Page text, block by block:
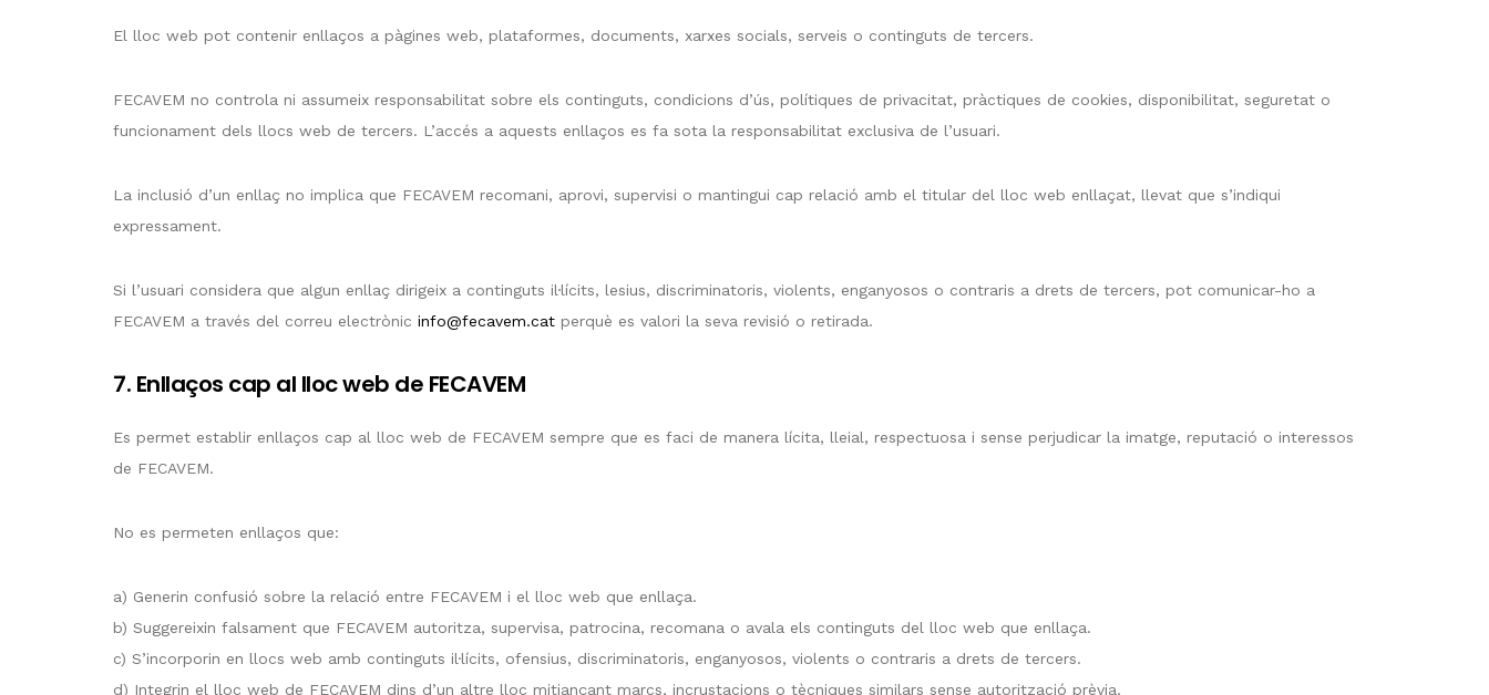
El lloc web pot contenir enllaços a pàgines web, plataformes, documents, xarxes socials, serveis o continguts de tercers.
FECAVEM no controla ni assumeix responsabilitat sobre els continguts, condicions d’ús, polítiques de privacitat, pràctiques de cookies, disponibilitat, seguretat o
funcionament dels llocs web de tercers. L’accés a aquests enllaços es fa sota la responsabilitat exclusiva de l’usuari.
La inclusió d’un enllaç no implica que FECAVEM recomani, aprovi, supervisi o mantingui cap relació amb el titular del lloc web enllaçat, llevat que s’indiqui
expressament.
Si l’usuari considera que algun enllaç dirigeix a continguts il·lícits, lesius, discriminatoris, violents, enganyosos o contraris a drets de tercers, pot comunicar-ho a
FECAVEM a través del correu electrònic info@fecavem.cat perquè es valori la seva revisió o retirada.
7. Enllaços cap al lloc web de FECAVEM
Es permet establir enllaços cap al lloc web de FECAVEM sempre que es faci de manera lícita, lleial, respectuosa i sense perjudicar la imatge, reputació o interessos
de FECAVEM.
No es permeten enllaços que:
a) Generin confusió sobre la relació entre FECAVEM i el lloc web que enllaça.
b) Suggereixin falsament que FECAVEM autoritza, supervisa, patrocina, recomana o avala els continguts del lloc web que enllaça.
c) S’incorporin en llocs web amb continguts il·lícits, ofensius, discriminatoris, enganyosos, violents o contraris a drets de tercers.
d) Integrin el lloc web de FECAVEM dins d’un altre lloc mitjançant marcs, incrustacions o tècniques similars sense autorització prèvia.